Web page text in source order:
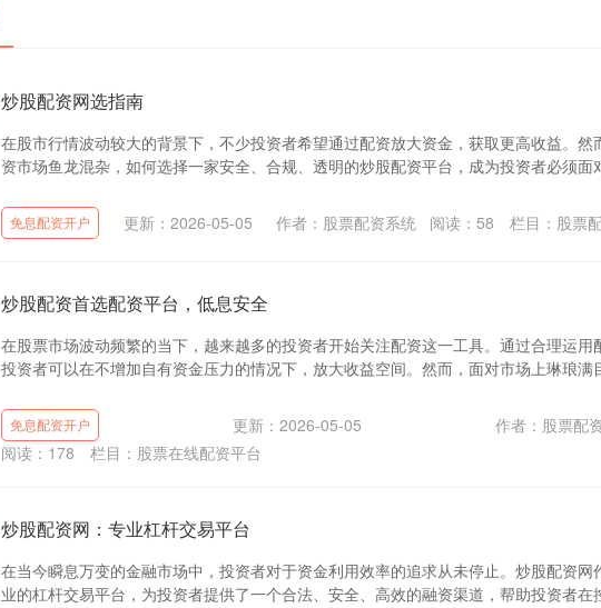
炒股配资网选指南
在股市行情波动较大的背景下，不少投资者希望通过配资放大资金，获取更高收益。然
资市场鱼龙混杂，如何选择一家安全、合规、透明的炒股配资平台，成为投资者必须面
免息配资开户 更新：2026-05-05 作者：股票配资系统 阅读： 58 栏目： 股票
炒股配资首选配资平台，低息安全
在股票市场波动频繁的当下，越来越多的投资者开始关注配资这一工具。通过合理运用
投资者可以在不增加自有资金压力的情况下，放大收益空间。然而，面对市场上琳琅满
免息配资开户 更新：2026-05-05
作者：股票配
阅读： 178 栏目： 股票在线配资平台
炒股配资网：专业杠杆交易平台
在当今瞬息万变的金融市场中，投资者对于资金利用效率的追求从未停止。炒股配资网
业的杠杆交易平台，为投资者提供了一个合法、安全、高效的融资渠道，帮助投资者在